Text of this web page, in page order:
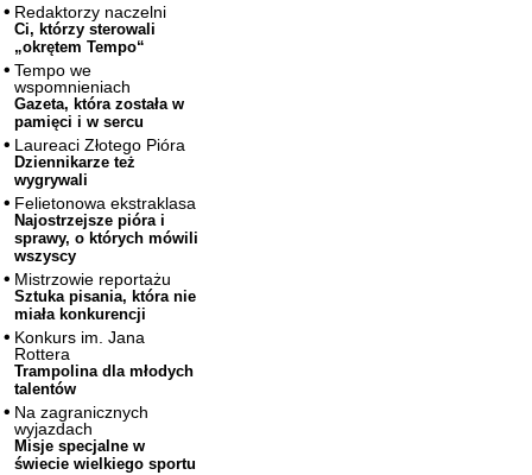
Redaktorzy naczelni
Ci, którzy sterowali
„okrętem Tempo“
Tempo we
wspomnieniach
Gazeta, która została w
pamięci i w sercu
Laureaci Złotego Pióra
Dziennikarze też
wygrywali
Felietonowa ekstraklasa
Najostrzejsze pióra i
sprawy, o których mówili
wszyscy
Mistrzowie reportażu
Sztuka pisania, która nie
miała konkurencji
Konkurs im. Jana
Rottera
Trampolina dla młodych
talentów
Na zagranicznych
wyjazdach
Misje specjalne w
świecie wielkiego sportu